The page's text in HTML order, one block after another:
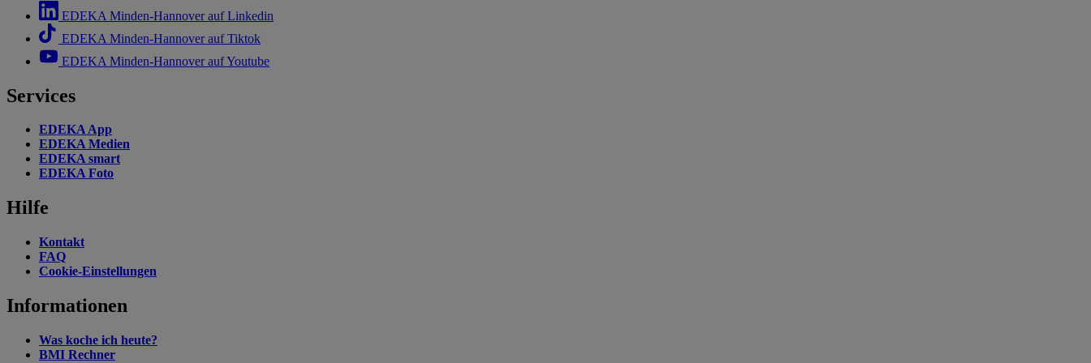
EDEKA Minden-Hannover auf Linkedin
EDEKA Minden-Hannover auf Tiktok
EDEKA Minden-Hannover auf Youtube
Services
EDEKA App
EDEKA Medien
EDEKA smart
EDEKA Foto
Hilfe
Kontakt
FAQ
Cookie-Einstellungen
Informationen
Was koche ich heute?
BMI Rechner